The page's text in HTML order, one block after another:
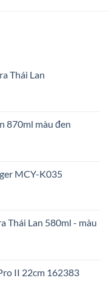
Thái Lan
870ml màu đen
MCY-K035
Thái Lan 580ml - màu
II 22cm 162383